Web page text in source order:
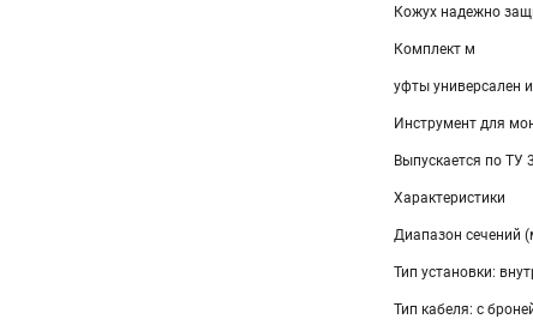
Кожух надежно
Комплект м
уфты универсален
Инструмент для
Выпускается по ТУ
Характеристики
Диапазон сечений
Тип установки:
Тип кабеля: с